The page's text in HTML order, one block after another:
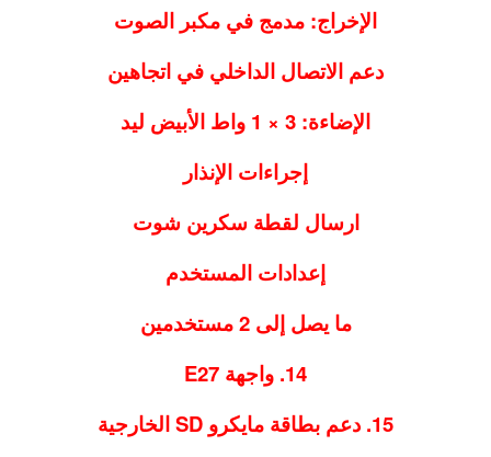
الإخراج: مدمج في مكبر الصوت
دعم الاتصال الداخلي في اتجاهين
الإضاءة: 3 × 1 واط الأبيض ليد
إجراءات الإنذار
ارسال لقطة سكرين شوت
إعدادات المستخدم
ما يصل إلى 2 مستخدمين
14. واجهة E27
15. دعم بطاقة مايكرو SD الخارجية